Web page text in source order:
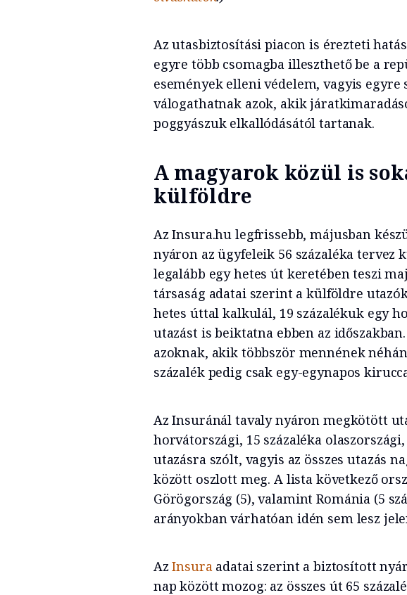
Az utasbiztosítási piacon is érezteti
egyre több csomagba illeszthető be a
események elleni védelem, vagyis egyre
válogathatnak azok, akik
poggyászuk elkallódásától tartanak.
A magyarok közül is
külföldre
Az Insura.hu legfrissebb, májusban
nyáron az ügyfeleik 56 százaléka tervez
legalább egy hetes út keretében teszi
társaság adatai szerint a külföldre
hetes úttal kalkulál, 19 százalékuk egy
utazást is beiktatna ebben az
azoknak, akik többször mennének
százalék pedig csak egy-egynapos
Az Insuránál tavaly nyáron megkötött
horvátországi, 15 százaléka
utazásra szólt, vagyis az összes utazás
között oszlott meg. A lista következő
Görögország (5), valamint Románia (5
arányokban várhatóan idén sem lesz
AzInsura adatai szerint a biztosított
nap között mozog: az összes út 65